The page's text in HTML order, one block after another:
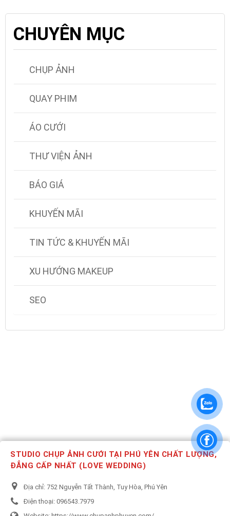
CHUYÊN MỤC
CHỤP ẢNH
QUAY PHIM
ÁO CƯỚI
THƯ VIỆN ẢNH
BÁO GIÁ
KHUYẾN MÃI
TIN TỨC & KHUYẾN MÃI
XU HƯỚNG MAKEUP
SEO
STUDIO CHỤP ẢNH CƯỚI TẠI PHÚ YÊN CHẤT LƯỢNG,
ĐẲNG CẤP NHẤT (LOVE WEDDING)
Địa chỉ: 752 Nguyễn Tất Thành, Tuy Hòa, Phú Yên
Điện thoại: 096543.7979